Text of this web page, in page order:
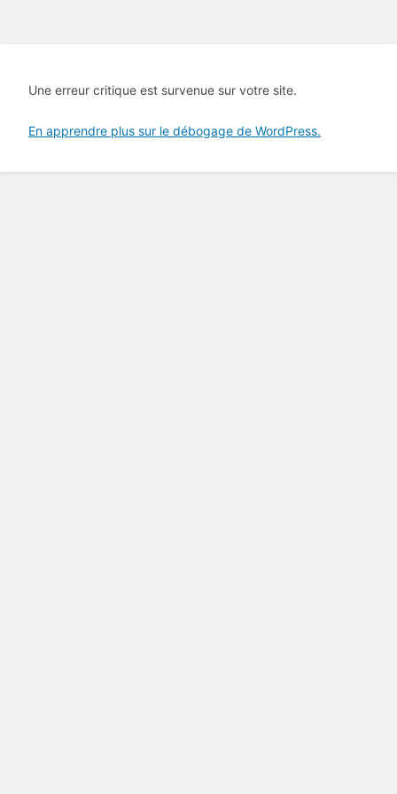
Une erreur critique est survenue sur votre site.
En apprendre plus sur le débogage de WordPress.